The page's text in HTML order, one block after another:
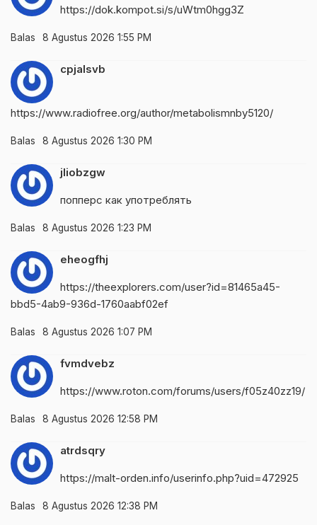
https://dok.kompot.si/s/uWtm0hgg3Z
Balas 8 Agustus 2026 1:55 PM
cpjalsvb
https://www.radiofree.org/author/metabolismnby5120/
Balas 8 Agustus 2026 1:30 PM
jliobzgw
попперс как употреблять
Balas 8 Agustus 2026 1:23 PM
eheogfhj
https://theexplorers.com/user?id=81465a45-
bbd5-4ab9-936d-1760aabf02ef
Balas 8 Agustus 2026 1:07 PM
fvmdvebz
https://www.roton.com/forums/users/f05z40zz19/
Balas 8 Agustus 2026 12:58 PM
atrdsqry
https://malt-orden.info/userinfo.php?uid=472925
Balas 8 Agustus 2026 12:38 PM